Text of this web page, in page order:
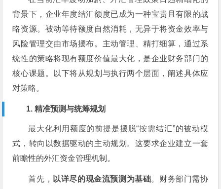
背景下，企业年度结汇额度已成为一种宝贵且有限的战
略资源。被动等待额度自然消耗，无异于将资金效率与
风险管理交由市场摆布。主动管理、精打细算，通过系
统性的策略将现有额度价值最大化，是企业财务部门的
核心课题。以下将从规划与执行两个层面，阐述具体应
对策略。
1. 精准预测与统筹规划
最大化利用额度的前提是摆脱“按需结汇”的被动模
式，转向以数据驱动的主动规划。这要求企业建立一套
前瞻性的外汇资金管理机制。
首先， 以详尽的现金流预测为基础。财务部门需协